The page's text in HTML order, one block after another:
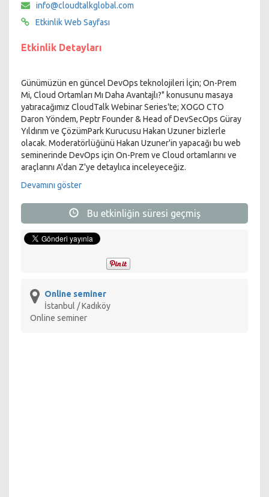
info@cloudtalkglobal.com
Etkinlik Web Sayfası
Etkinlik Detayları
Günümüzün en güncel DevOps teknolojileri İçin; On-Prem
Mi, Cloud Ortamları Mı Daha Avantajlı?" konusunu masaya
yatıracağımız CloudTalk Webinar Series'te; XOGO CTO
Daron Yöndem, Peptr Founder & Head of DevSecOps Güray
Yıldırım ve ÇözümPark Kurucusu Hakan Uzuner bizlerle
olacak. Moderatörlüğünü Hakan Uzuner'in yapacağı bu web
seminerinde DevOps için On-Prem ve Cloud ortamlarını ve
araçlarını A'dan Z'ye detaylıca inceleyeceğiz.
Sınırlı sayıda katılımcıya açık olacak ve interaktif olarak
*Yalnızca site üzerinden yapılan kayıtlar kabul
Devamını göster
Bu etkinliğin süresi geçmiş
Online seminer
İstanbul / Kadıköy
Online seminer